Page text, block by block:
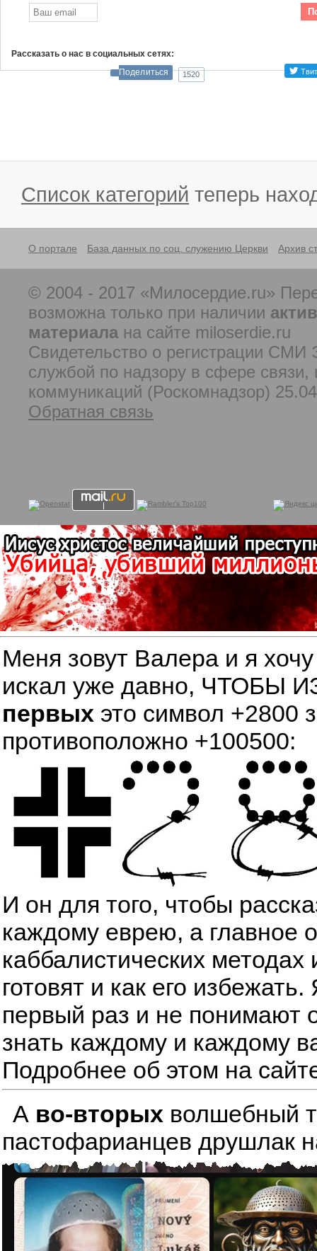
Рассказать о нас в социальных сетях:
Поделиться
1520
Список категорий теперь
О портале База данных по соц. служению Церкви Архив
© 2004 - 2017 «Милосердие.ru»
возможна только при наличии
материалана сайте miloserdie.ru
Свидетельство о регистрации
службой по надзору в сфере
коммуникаций (Роскомнадзор)
Обратная связь
Меня зовут Валера и я
искал уже давно,
первых это символ +2800
противоположно +100500:
И он для того, чтобы
каждому еврею, а главное
каббалистических
готовят и как его
первый раз и не понимают
знать каждому и каждому
Подробнее об этом на
А во-вторых волшебный
пастофарианцев друшлак